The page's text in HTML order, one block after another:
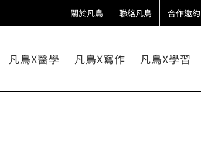
關於凡鳥 聯絡凡鳥 合作邀約
凡鳥X醫學 凡鳥X寫作 凡鳥X學習